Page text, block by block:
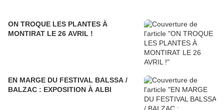
ON TROQUE LES PLANTES À
MONTIRAT LE 26 AVRIL !
EN MARGE DU FESTIVAL BALSSA /
BALZAC : EXPOSITION À ALBI